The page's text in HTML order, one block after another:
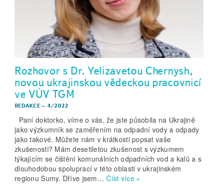
Rozhovor s Dr. Yelizavetou Chernysh,
novou ukrajinskou vědeckou pracovnicí
ve VÚV TGM
REDAKCE– 4/2022
Paní doktorko, víme o vás, že jste působila na Ukrajině
jako výzkumník se zaměřením na odpadní vody a odpady
jako takové. Můžete nám v krátkosti popsat vaše
zkušenosti? Mám desetiletou zkušenost s výzkumem
týkajícím se čištění komunálních odpadních vod a kalů a s
dlouhodobou spoluprací v této oblasti v ukrajinském
regionu Sumy. Dříve jsem…Číst více »